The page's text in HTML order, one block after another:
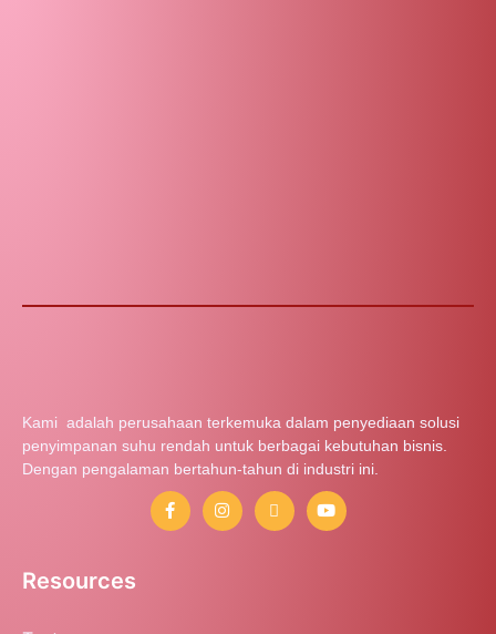
Kami adalah perusahaan terkemuka dalam penyediaan solusi
penyimpanan suhu rendah untuk berbagai kebutuhan bisnis.
Dengan pengalaman bertahun-tahun di industri ini.
Resources